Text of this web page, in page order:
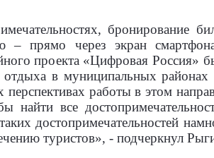
бронирование
– прямо через экран
проекта «Цифровая Россия»
в муниципальных районах
работы в этом
все
достопримечательностей
туристов», - подчеркнул